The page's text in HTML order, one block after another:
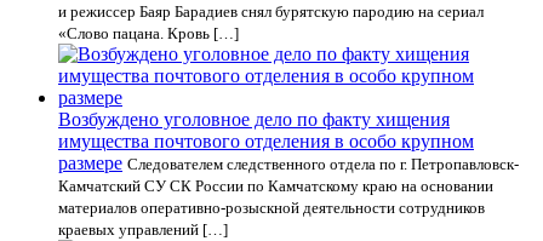
и режиссер Баяр Барадиев снял бурятскую пародию на сериал
«Слово пацана. Кровь […]
Возбуждено уголовное дело по факту хищения
имущества почтового отделения в особо крупном
размере Следователем следственного отдела по г. Петропавловск-
Камчатский СУ СК России по Камчатскому краю на основании
материалов оперативно-розыскной деятельности сотрудников
краевых управлений […]